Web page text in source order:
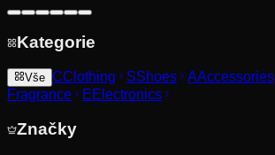
Kategorie
Vše CClothing SShoes AAccessories
Fragrance
EElectronics
Značky